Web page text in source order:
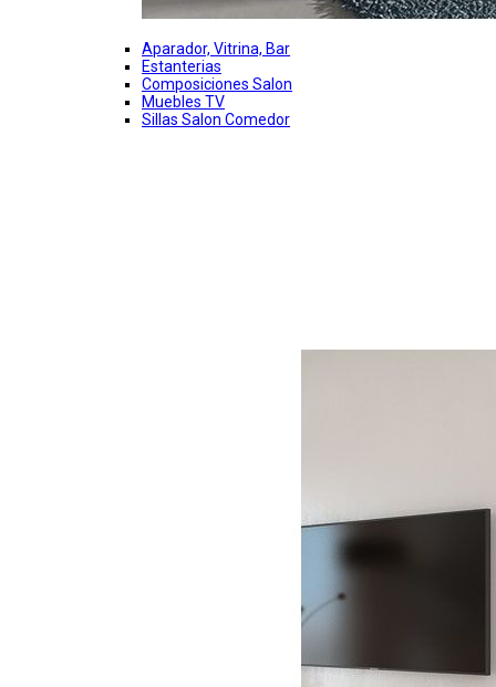
Aparador, Vitrina, Bar
Estanterias
Composiciones Salon
Muebles TV
Sillas Salon Comedor